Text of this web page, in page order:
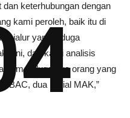
keterhubungan dengan
kami peroleh, baik itu di
jalur yang diduga
ini, dan kami analisis
menduga dua orang yang
BAC, dua inisial MAK,”